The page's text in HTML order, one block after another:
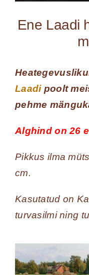
Ene Laadi
Laadipoolt
pehme
Alghind on 26
Pikkus ilma
cm.
Kasutatud on
turvasilmi ning